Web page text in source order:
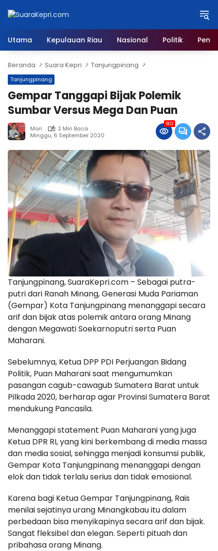
Utama
Kepulauan Riau Nasional Politik
Beranda Suara Kepri Tanjungpinang
Tanjungpinang
Gempar Tanggapi Bijak Polemik
Sumbar Versus Mega Dan Puan
Mori
2 Min Baca
Minggu, 6 September 2020
602
Tanjungpinang, SuaraKepri.com – Sebagai putra-
putri dari Ranah Minang, Generasi Muda Pariaman
(Gempar) Kota Tanjungpinang menanggapi secara
arif dan bijak atas polemik antara orang Minang
dengan Megawati Soekarnoputri serta Puan
Maharani.
Sebelumnya, Ketua DPP PDI Perjuangan Bidang
Politik, Puan Maharani saat mengumumkan
pasangan cagub-cawagub Sumatera Barat untuk
Pilkada 2020, berharap agar Provinsi Sumatera Barat
mendukung Pancasila.
Menanggapi statement Puan Maharani yang juga
Ketua DPR RI, yang kini berkembang di media massa
dan media sosial, sehingga menjadi konsumsi publik,
Gempar Kota Tanjungpinang menanggapi dengan
elok dan tidak terlalu serius dan tidak emosional.
Karena bagi Ketua Gempar Tanjungpinang, Rais
menilai sejatinya urang Minangkabau itu dalam
perbedaan bisa menyikapinya secara arif dan bijak.
Sangat fleksibel dan elegan. Seperti pituah dan
pribahasa orang Minang.